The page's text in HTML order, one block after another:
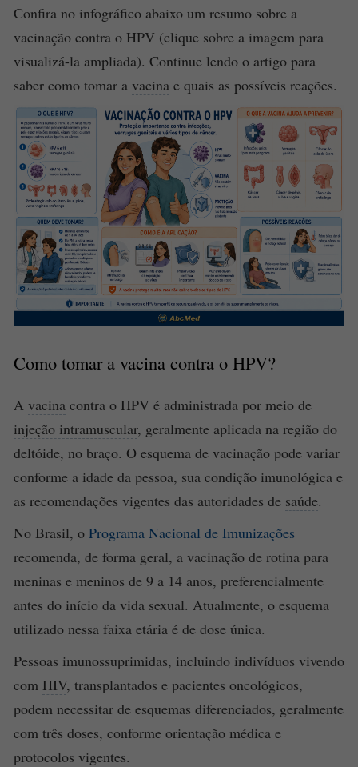
Confira no infográfico abaixo um resumo sobre a
vacinação contra o HPV (clique sobre a imagem para
visualizá-la ampliada). Continue lendo o artigo para
saber como tomar a vacina e quais as possíveis reações.
Como tomar a vacina contra o HPV?
A vacina contra o HPV é administrada por meio de
injeção intramuscular, geralmente aplicada na região do
deltóide, no braço. O esquema de vacinação pode variar
conforme a idade da pessoa, sua condição imunológica e
as recomendações vigentes das autoridades de saúde.
No Brasil, o Programa Nacional de Imunizações
recomenda, de forma geral, a vacinação de rotina para
meninas e meninos de 9 a 14 anos, preferencialmente
antes do início da vida sexual. Atualmente, o esquema
utilizado nessa faixa etária é de dose única.
Pessoas imunossuprimidas, incluindo indivíduos vivendo
com HIV, transplantados e pacientes oncológicos,
podem necessitar de esquemas diferenciados, geralmente
com três doses, conforme orientação médica e
protocolos vigentes.